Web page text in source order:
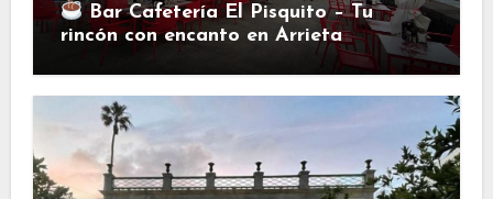
Bar Cafetería El Pisquito – Tu
rincón con encanto en Arrieta